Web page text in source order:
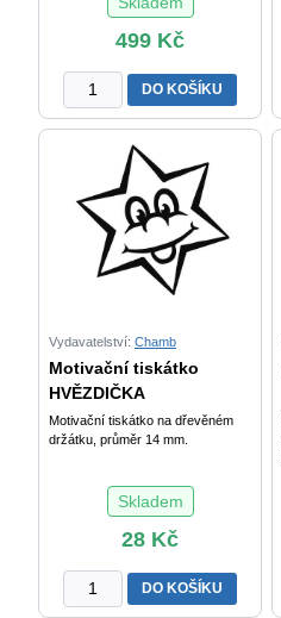
499 Kč
Výukový
plakát
Čísla
100
množství
DO KOŠÍKU
Vydavatelství: Chamb
Motivační tiskátko
HVĚZDIČKA
Motivační tiskátko na dřevěném
držátku, průměr 14 mm.
Skladem
28 Kč
Motivační
tiskátko
DO KOŠÍKU